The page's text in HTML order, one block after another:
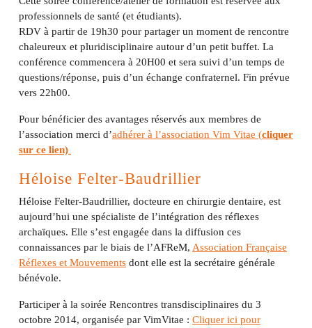
professionnels de santé (et étudiants).
RDV à partir de 19h30 pour partager un moment de rencontre
chaleureux et pluridisciplinaire autour d’un petit buffet. La
conférence commencera à 20H00 et sera suivi d’un temps de
questions/réponse, puis d’un échange confraternel. Fin prévue
vers 22h00.
Pour bénéficier des avantages réservés aux membres de
l’association merci d’adhérer à l’association Vim Vitae (cliquer
sur ce lien)
Héloise Felter-Baudrillier
Héloise Felter-Baudrillier, docteure en chirurgie dentaire, est
aujourd’hui une spécialiste de l’intégration des réflexes
archaïques. Elle s’est engagée dans la diffusion ces
connaissances par le biais de l’AFReM, Association Française
Réflexes et Mouvements dont elle est la secrétaire générale
bénévole.
Participer à la soirée Rencontres transdisciplinaires du 3
octobre 2014, organisée par VimVitae : Cliquer ici pour